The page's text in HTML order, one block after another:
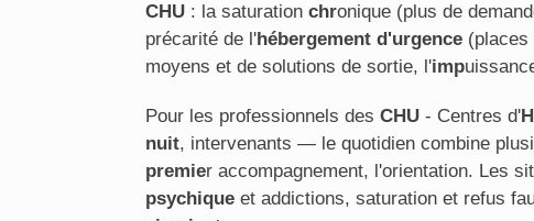
CHU : la saturation chronique (plus de
précarité de l'hébergement d'urgence (places
moyens et de solutions de sortie, l'imp
Pour les professionnels des CHU - Centres d'
nuit, intervenants — le quotidien combine
premier accompagnement, l'orientation. Les
psychique et addictions, saturation et refus